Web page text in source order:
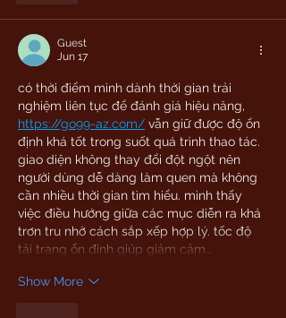
Guest
Jun 17
có thời điểm mình dành thời gian trải
nghiệm liên tục để đánh giá hiệu năng,
https://go99-az.com/ vẫn giữ được độ ổn
định khá tốt trong suốt quá trình thao tác.
giao diện không thay đổi đột ngột nên
người dùng dễ dàng làm quen mà không
cần nhiều thời gian tìm hiểu. mình thấy
việc điều hướng giữa các mục diễn ra khá
trơn tru nhờ cách sắp xếp hợp lý. tốc độ
tải trang ổn định giúp giảm cảm…
Show More